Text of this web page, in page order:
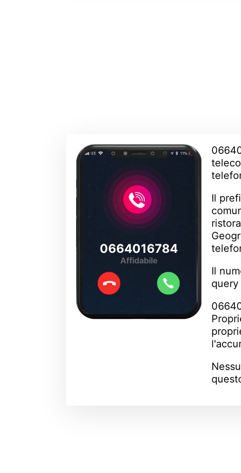
0664016784
Affidabile
Il
Il